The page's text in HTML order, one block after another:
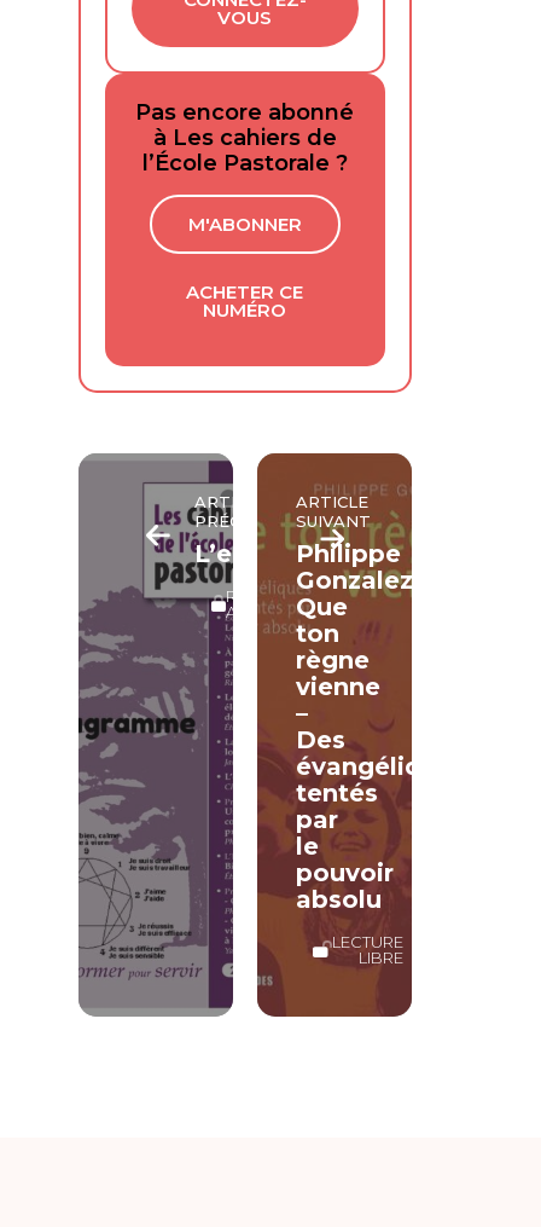
VOUS
Pas encore abonné
à Les cahiers de
l’École Pastorale ?
M'ABONNER
ACHETER CE
NUMÉRO
ARTICLE
PRÉCÉDENT
L’ennéagramme
RÉSERVÉ
ABONNÉS
ARTICLE
SUIVANT
Philippe
Gonzalez,
Que
ton
règne
vienne
–
Des
évangéliques
tentés
par
le
pouvoir
absolu
LECTURE
LIBRE